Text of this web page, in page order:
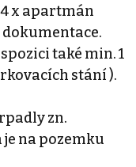
x apartmán
také min. 1
stání ).
zn.
je na pozemku